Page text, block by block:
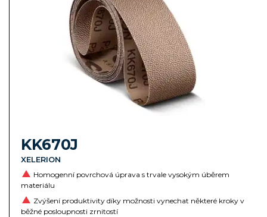
KK670J
XELERION
Homogenní povrchová úprava s trvale vysokým úběrem
materiálu
Zvýšení produktivity díky možnosti vynechat některé kroky v
běžné posloupnosti zrnitostí